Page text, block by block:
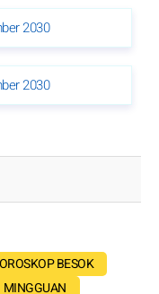
2030
2030
BESOK
MINGGUAN